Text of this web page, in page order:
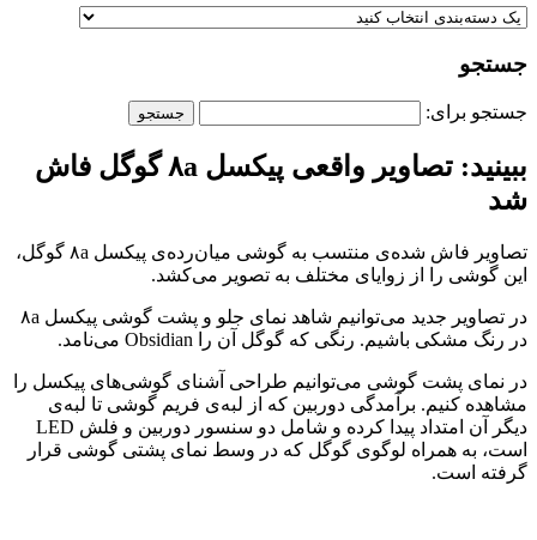
جستجو
جستجو برای:
ببینید: تصاویر واقعی پیکسل ۸a گوگل فاش
شد
تصاویر فاش شده‌ی منتسب به گوشی میان‌رده‌ی پیکسل ۸a گوگل،
این گوشی را از زوایای مختلف به تصویر می‌کشد.
در تصاویر جدید می‌توانیم شاهد نمای جلو و پشت گوشی پیکسل ۸a
در رنگ مشکی باشیم. رنگی که گوگل آن را Obsidian می‌نامد.
در نمای پشت گوشی می‌توانیم طراحی آشنای گوشی‌های پیکسل را
مشاهده کنیم. برآمدگی دوربین که از لبه‌ی فریم گوشی تا لبه‌ی
دیگر آن امتداد پیدا کرده و شامل دو سنسور دوربین و فلش LED
است، به همراه لوگوی گوگل که در وسط نمای پشتی گوشی قرار
گرفته است.